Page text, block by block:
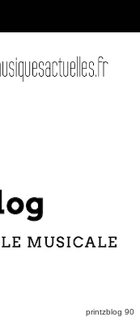
printzblog 90